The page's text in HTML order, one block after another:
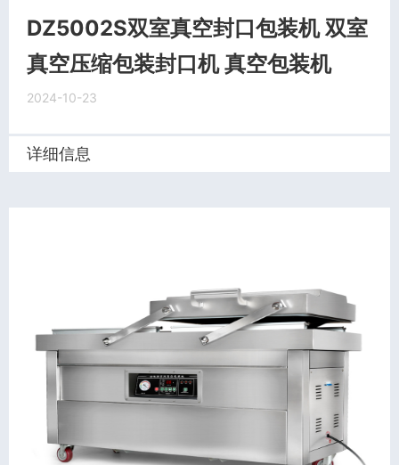
DZ5002S双室真空封口包装机 双室
真空压缩包装封口机 真空包装机
2024-10-23
详细信息